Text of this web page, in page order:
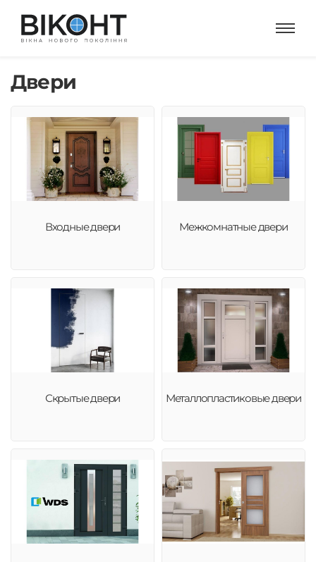
Двери
Входные двери Межкомнатные двери
Скрытые двери Металлопластиковые двери